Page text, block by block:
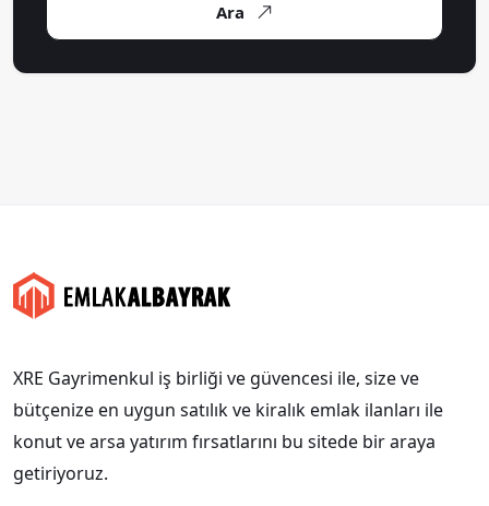
Ara
XRE Gayrimenkul iş birliği ve güvencesi ile, size ve
bütçenize en uygun satılık ve kiralık emlak ilanları ile
konut ve arsa yatırım fırsatlarını bu sitede bir araya
getiriyoruz.